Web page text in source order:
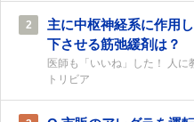
2
主に中枢神経系に作用
下させる筋弛緩剤は？
医師も「いいね」した！ 人に
トリビア